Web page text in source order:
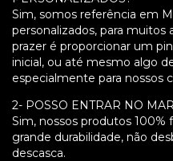
Sim, somos referência em
personalizados, para muitos
prazer é proporcionar um
inicial, ou até mesmo algo
especialmente para nossos
2- POSSO ENTRAR NO
Sim, nossos produtos
grande durabilidade, não
descasca.